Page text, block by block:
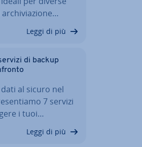
ar­chi­via­zio­ne…
Leggi di più
di backup
al sicuro nel
7 servizi
i tuoi…
Leggi di più